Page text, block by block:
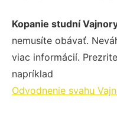
Kopanie studní
nemusíte obávať.
viac informácií.
napríklad
Odvodnenie svahu